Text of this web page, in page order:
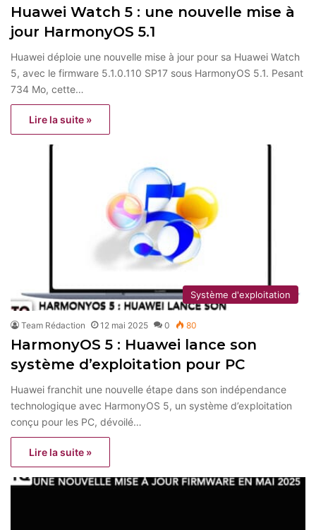
Huawei Watch 5 : une nouvelle mise à
jour HarmonyOS 5.1
Huawei déploie une nouvelle mise à jour pour sa Huawei Watch
5, avec le firmware 5.1.0.110 SP17 sous HarmonyOS 5.1. Pesant
734 Mo, cette…
Lire la suite »
Système d'exploitation
Team Rédaction 12 mai 2025 0 80
HarmonyOS 5 : Huawei lance son
système d’exploitation pour PC
Huawei franchit une nouvelle étape dans son indépendance
technologique avec HarmonyOS 5, un système d’exploitation
conçu pour les PC, dévoilé…
Lire la suite »